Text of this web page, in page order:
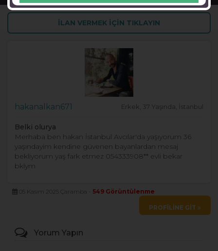
İLAN VERMEK İÇİN TIKLAYIN
hakanalkan671 Erkek, 37 Yaşında, İstanbul
Belki olurya
Merhaba ben hakan İstanbul Avcılar'da yaşıyorum 36
yaşındayim kendine güvenen bayanlardan mesaj
bekliyorum yaş fark etmez 054333908** evli bekar
bklym
05 Kasım 2025 Çaramba - 549 Görüntülenme
PROFİLİNE GİT
Yorum Yapın